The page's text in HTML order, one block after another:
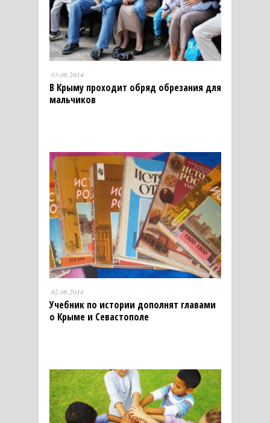
03.06.2014
В Крыму проходит обряд обрезания для
мальчиков
02.06.2014
Учебник по истории дополнят главами
о Крыме и Севастополе